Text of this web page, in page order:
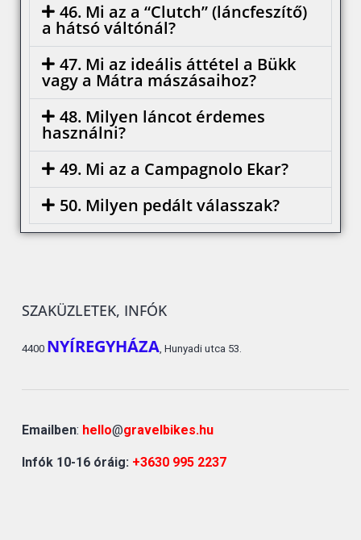
46. Mi az a “Clutch” (láncfeszítő)
a hátsó váltónál?
47. Mi az ideális áttétel a Bükk
vagy a Mátra mászásaihoz?
48. Milyen láncot érdemes
használni?
49. Mi az a Campagnolo Ekar?
50. Milyen pedált válasszak?
SZAKÜZLETEK, INFÓK
4400 NYÍREGYHÁZA, Hunyadi utca 53.
Emailben: hello@gravelbikes.hu
Infók 10-16 óráig: +3630 995 2237